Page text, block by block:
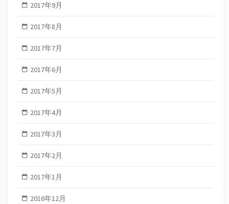
2017年9月
2017年8月
2017年7月
2017年6月
2017年5月
2017年4月
2017年3月
2017年2月
2017年1月
2016年12月